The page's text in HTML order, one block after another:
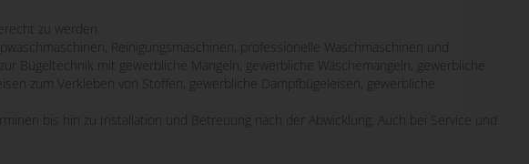
zu werden.
Reinigungsmaschinen, professionelle Waschmaschinen und
Bügeltechnik mit gewerbliche Mangeln, gewerbliche Wäschemangeln, gewerbliche
zum Verkleben von Stoffen, gewerbliche Dampfbügeleisen, gewerbliche
bis hin zu Installation und Betreuung nach der Abwicklung. Auch bei Service und